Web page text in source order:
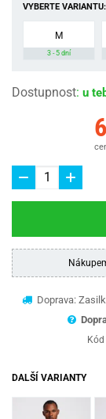
VYBERTE VARIANTU:
M
3 - 5 dní
Dostupnost: u
Doprava:
DALŠÍ VARIANTY